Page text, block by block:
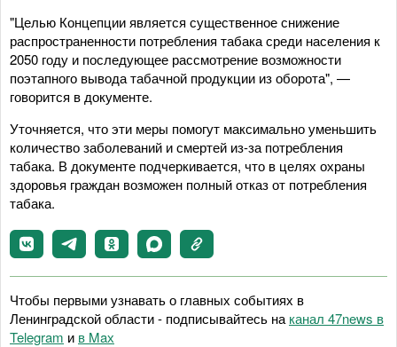
"Целью Концепции является существенное снижение
распространенности потребления табака среди населения к
2050 году и последующее рассмотрение возможности
поэтапного вывода табачной продукции из оборота", —
говорится в документе.
Уточняется, что эти меры помогут максимально уменьшить
количество заболеваний и смертей из-за потребления
табака. В документе подчеркивается, что в целях охраны
здоровья граждан возможен полный отказ от потребления
табака.
Чтобы первыми узнавать о главных событиях в
Ленинградской области - подписывайтесь на канал 47news в
Telegram и в Maх